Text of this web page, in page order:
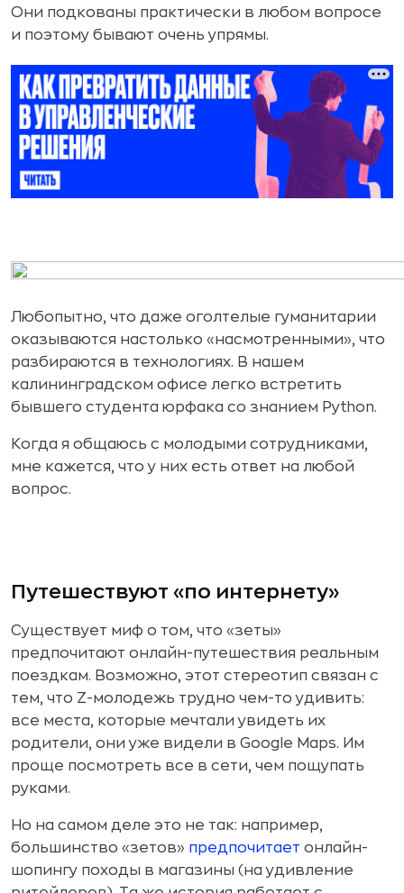
Они подкованы практически в любом вопросе
и поэтому бывают очень упрямы.
Любопытно, что даже оголтелые гуманитарии
оказываются настолько «насмотренными», что
разбираются в технологиях. В нашем
калининградском офисе легко встретить
бывшего студента юрфака со знанием Python.
Когда я общаюсь с молодыми сотрудниками,
мне кажется, что у них есть ответ на любой
вопрос.
Путешествуют «по интернету»
Существует миф о том, что «зеты»
предпочитают онлайн-путешествия реальным
поездкам. Возможно, этот стереотип связан с
тем, что Z-молодежь трудно чем-то удивить:
все места, которые мечтали увидеть их
родители, они уже видели в Google Maps. Им
проще посмотреть все в сети, чем пощупать
руками.
Но на самом деле это не так: например,
большинство «зетов» предпочитает онлайн-
шопингу походы в магазины (на удивление